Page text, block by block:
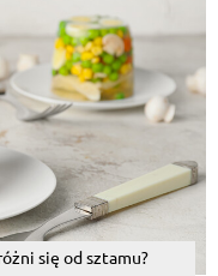
się od sztamu?